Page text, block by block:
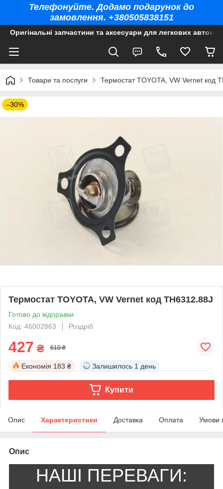
Телефонуйте. Додамо подарунок до
замовлення. +380505838151
Оригінальні запчастини та аксесуари для легкових
Товари та послуги Термостат TOYOTA, VW Vernet код
–30%
Термостат TOYOTA, VW Vernet код TH6312.88J
Готово до відправки
Код: 46002863
Роздріб
427 ₴ 610 ₴
Економія 183 ₴ Залишилось 1 день
Купити
Опис Характеристики Доставка Оплата Умови
Опис
НАШІ ПЕРЕВАГИ: